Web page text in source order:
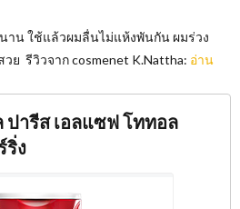
น ใช้แล้วผมลื่นไม่แห้งพันกัน ผมร่วง
ย รีวิวจาก cosmenet K.Nattha: อ่าน
ารีส เอลแซฟ โททอล
ริ่ง